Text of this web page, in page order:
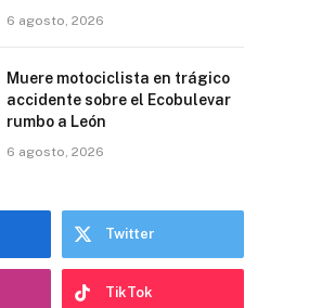
6 agosto, 2026
Muere motociclista en trágico
accidente sobre el Ecobulevar
rumbo a León
6 agosto, 2026
Twitter
TikTok